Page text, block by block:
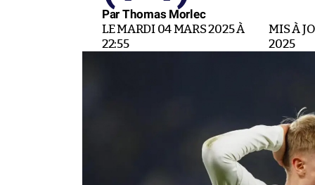
Par Thomas Morlec
LE MARDI 04 MARS 2025 À
22:55
MIS À
2025